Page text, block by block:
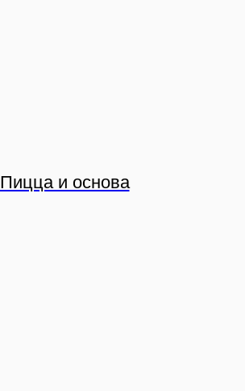
Пицца и основа